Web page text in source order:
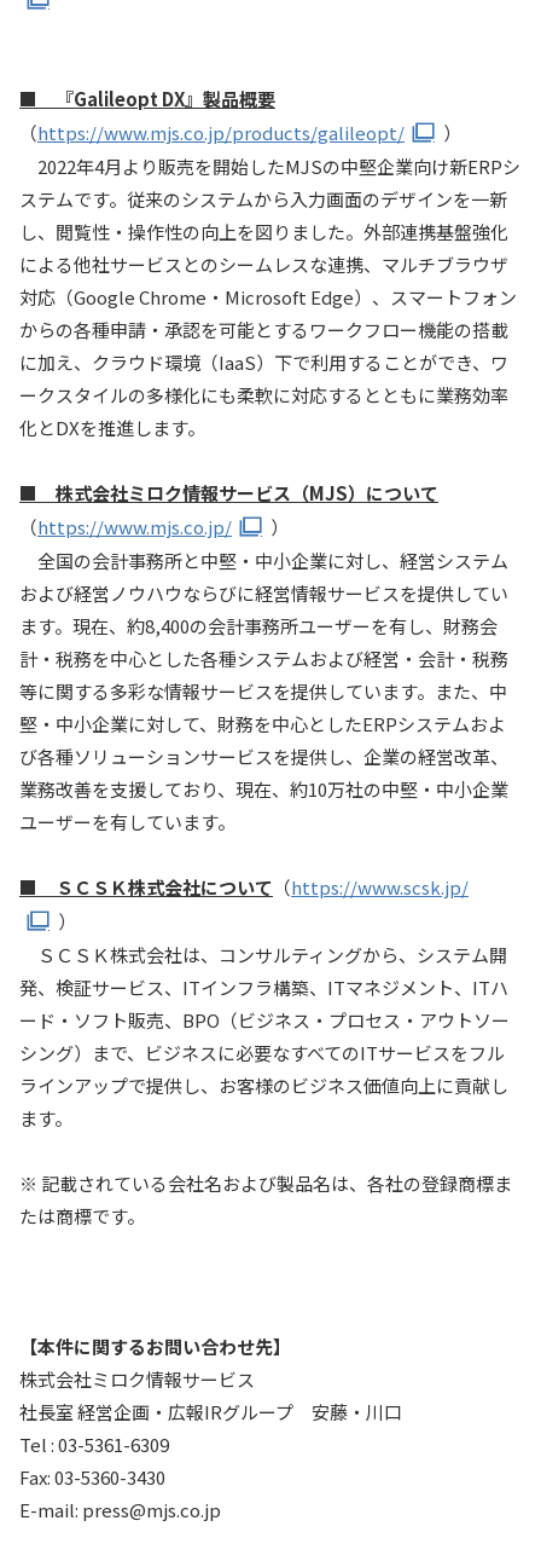
■ 『Galileopt DX』製品概要
（https://www.mjs.co.jp/products/galileopt/
）
2022年4月より販売を開始したMJSの中堅企業向け新ERPシ
ステムです。従来のシステムから入力画面のデザインを一新
し、閲覧性・操作性の向上を図りました。外部連携基盤強化
による他社サービスとのシームレスな連携、マルチブラウザ
対応（Google Chrome・Microsoft Edge）、スマートフォン
からの各種申請・承認を可能とするワークフロー機能の搭載
に加え、クラウド環境（IaaS）下で利用することができ、ワ
ークスタイルの多様化にも柔軟に対応するとともに業務効率
化とDXを推進します。
■ 株式会社ミロク情報サービス（MJS）について
（https://www.mjs.co.jp/
）
全国の会計事務所と中堅・中小企業に対し、経営システム
および経営ノウハウならびに経営情報サービスを提供してい
ます。現在、約8,400の会計事務所ユーザーを有し、財務会
計・税務を中心とした各種システムおよび経営・会計・税務
等に関する多彩な情報サービスを提供しています。また、中
堅・中小企業に対して、財務を中心としたERPシステムおよ
び各種ソリューションサービスを提供し、企業の経営改革、
業務改善を支援しており、現在、約10万社の中堅・中小企業
ユーザーを有しています。
■ ＳＣＳＫ株式会社について （https://www.scsk.jp/
）
ＳＣＳＫ株式会社は、コンサルティングから、システム開
発、検証サービス、ITインフラ構築、ITマネジメント、ITハ
ード・ソフト販売、BPO（ビジネス・プロセス・アウトソー
シング）まで、ビジネスに必要なすべてのITサービスをフル
ラインアップで提供し、お客様のビジネス価値向上に貢献し
ます。
※ 記載されている会社名および製品名は、各社の登録商標ま
たは商標です。
【本件に関するお問い合わせ先】
株式会社ミロク情報サービス
社長室 経営企画・広報IRグループ 安藤・川口
Tel : 03-5361-6309
Fax: 03-5360-3430
E-mail: press@mjs.co.jp